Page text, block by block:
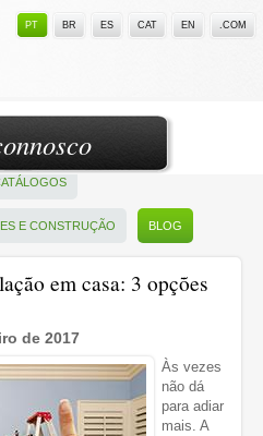
PT BR ES CAT EN .COM
E CONSTRUÇÃO BLOG
em casa: 3 opções
de 2017
Às vezes
não dá
para adiar
mais. A